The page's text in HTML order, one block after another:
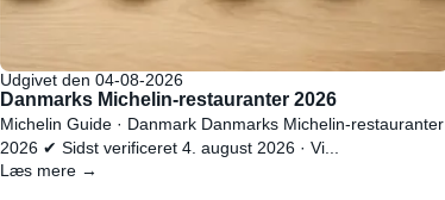
Udgivet den 04-08-2026
Danmarks Michelin-restauranter 2026
Michelin Guide · Danmark Danmarks Michelin-restauranter
2026 ✔ Sidst verificeret 4. august 2026 · Vi...
Læs mere →